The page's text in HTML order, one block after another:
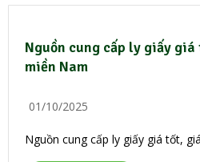
Nguồn cung cấp ly giấy
miền Nam
01/10/2025
Nguồn cung cấp ly giấy giá tốt,